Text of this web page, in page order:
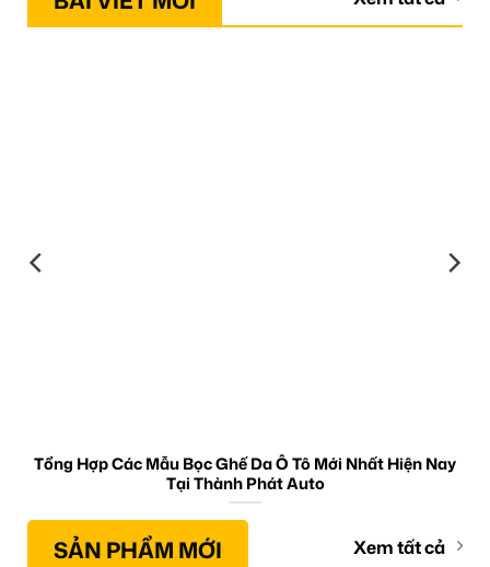
Tổng Hợp Các Mẫu Bọc Ghế Da Ô Tô Mới Nhất Hiện Nay
Tại Thành Phát Auto
SẢN PHẨM MỚI Xem tất cả